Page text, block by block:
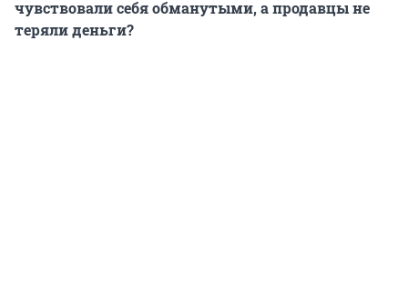
чувствовали себя обманутыми, а продавцы не
теряли деньги?